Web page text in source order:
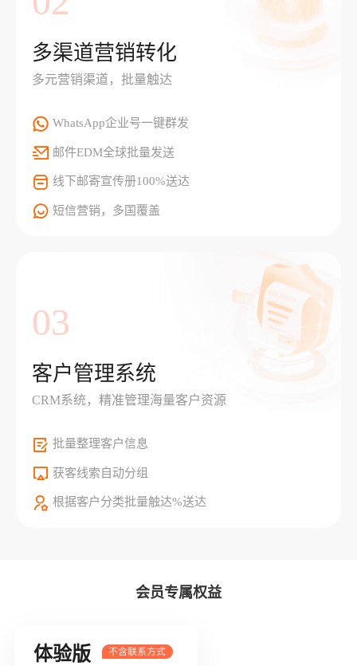
多渠道营销转化
多元营销渠道，批量触达
WhatsApp企业号一键群发
邮件EDM全球批量发送
线下邮寄宣传册100%送达
短信营销，多国覆盖
03
客户管理系统
CRM系统，精准管理海量客户资源
批量整理客户信息
获客线索自动分组
根据客户分类批量触达%送达
会员专属权益
体验版